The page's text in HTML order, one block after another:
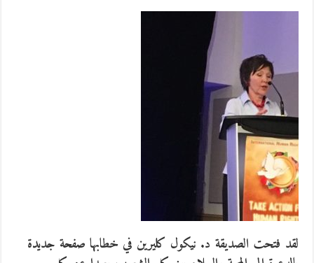
لقد فتحت الصديقة د. نيكول كليرين في خطابها صفحة جديدة